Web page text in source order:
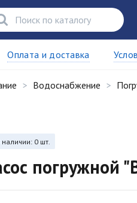
Оплата и доставка
Водоснабжение
наличии: 0 шт.
погружной